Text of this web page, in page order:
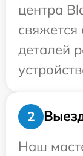
центра
деталей
2
Наш